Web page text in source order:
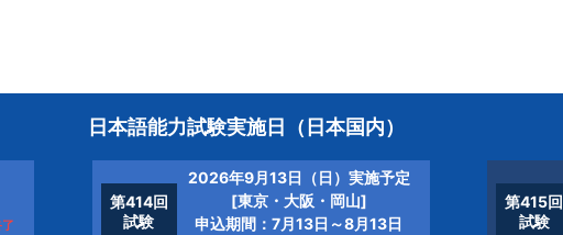
日本語能力試験実施日 （日本国内）
第414回
試験
2026年9月13日（日）実施予定
[東京・大阪・岡山]
申込期間：7月13日～8月13日
第415回
試験